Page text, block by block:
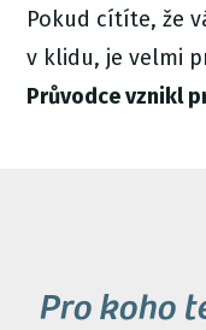
Pokud cítíte, že
v klidu, je velmi
Průvodce vznikl
Pro koho